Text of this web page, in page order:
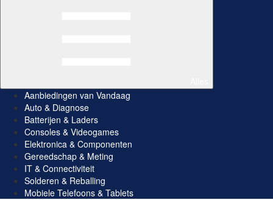
Aanbiedingen van Vandaag
Auto & Diagnose
Batterijen & Laders
Consoles & Videogames
Elektronica & Componenten
Gereedschap & Meting
IT & Connectiviteit
Solderen & Reballing
Mobiele Telefoons & Tablets